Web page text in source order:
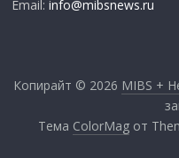
Email:info@mibsnews.ru
Копирайт © 2026 MIBS +
Тема ColorMag от